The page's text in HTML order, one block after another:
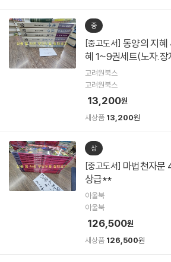
중
[중고도서]
혜 1~9권세트(노자.장
시경)
고려원북스
고려원북스
13,200원
새상품 13,200원
상
[중고도서]
상급**
아울북
아울북
126,500원
새상품 126,500원